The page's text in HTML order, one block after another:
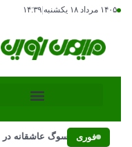
۱۴۰۵ مرداد ۱۸ یکشنبه ۱۴:۳۹
فوری
تجارت سوگ عاشقانه در